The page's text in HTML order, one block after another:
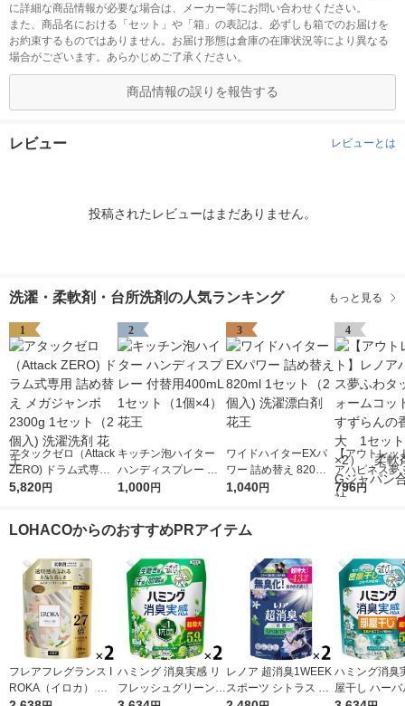
に詳細な商品情報が必要な場合は、メーカー等にお問い合わせください。
また、商品名における「セット」や「箱」の表記は、必ずしも箱でのお届けを
お約束するものではありません。お届け形態は倉庫の在庫状況等により異なる
場合がございます。あらかじめご了承ください。
商品情報の誤りを報告する
レビュー レビューとは
投稿されたレビューはまだありません。
洗濯・柔軟剤・台所洗剤の人気ランキング もっと見る
1
アタックゼロ（Attack
ZERO) ドラム式専用
詰め替え メガジャン
5,820円
2
キッチン泡ハイター
ハンディスプレー 付
替用400mL 1セット
1,000円
3
ワイドハイターEXパ
ワー 詰め替え 820ml
1セット（2個入) 洗濯
1,040円
4
【アウトレッ
アハピネス夢
チウォームコ
796円
LOHACOからのおすすめPRアイテム
フレアフレグランス I
ROKA（イロカ） ネ
ハミング 消臭実感 リ
フレッシュグリーンの
レノア 超消臭1WEEK
スポーツ シトラス 詰
ハミング消臭
屋干し ハー